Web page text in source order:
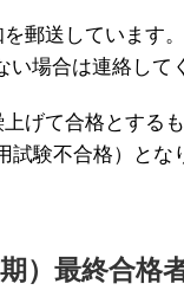
郵送しています
場合は連絡して
げて合格とする
試験不合格）と
）最終合格